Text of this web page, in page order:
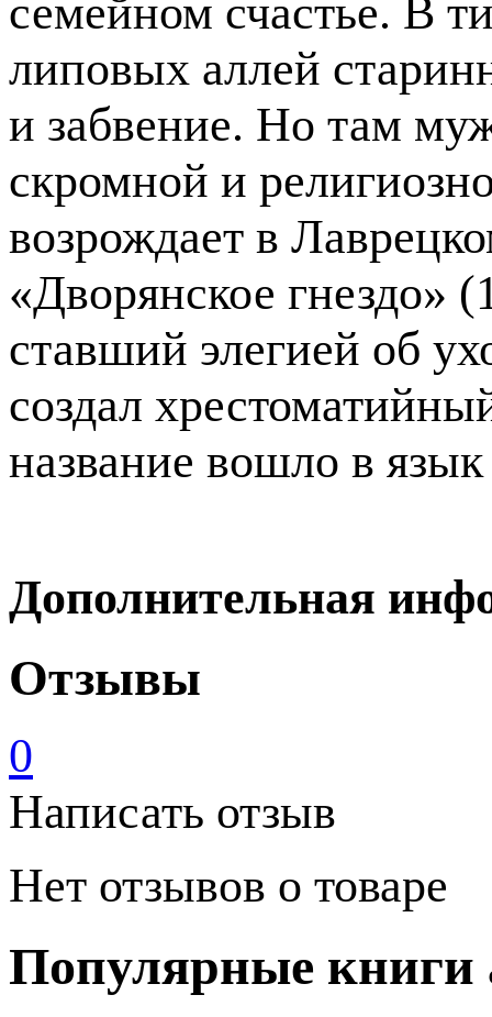
семейном счастье. В
липовых аллей
и забвение. Но там
скромной и
возрождает в
«Дворянское гнездо»
ставший элегией об
создал
название вошло в
Дополнительная
Отзывы
0
Написать отзыв
Нет отзывов о товаре
Популярные книги